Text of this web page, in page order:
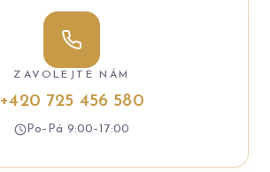
ZAVOLEJTE NÁM
+420 725 456 580
Po–Pá 9:00–17:00